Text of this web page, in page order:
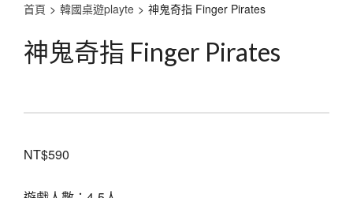
首頁 > 韓國桌遊playte > 神鬼奇指 Finger Pirates
神鬼奇指 Finger Pirates
NT$590